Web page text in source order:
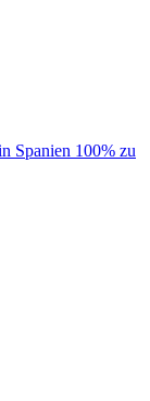
Spanien 100% zu